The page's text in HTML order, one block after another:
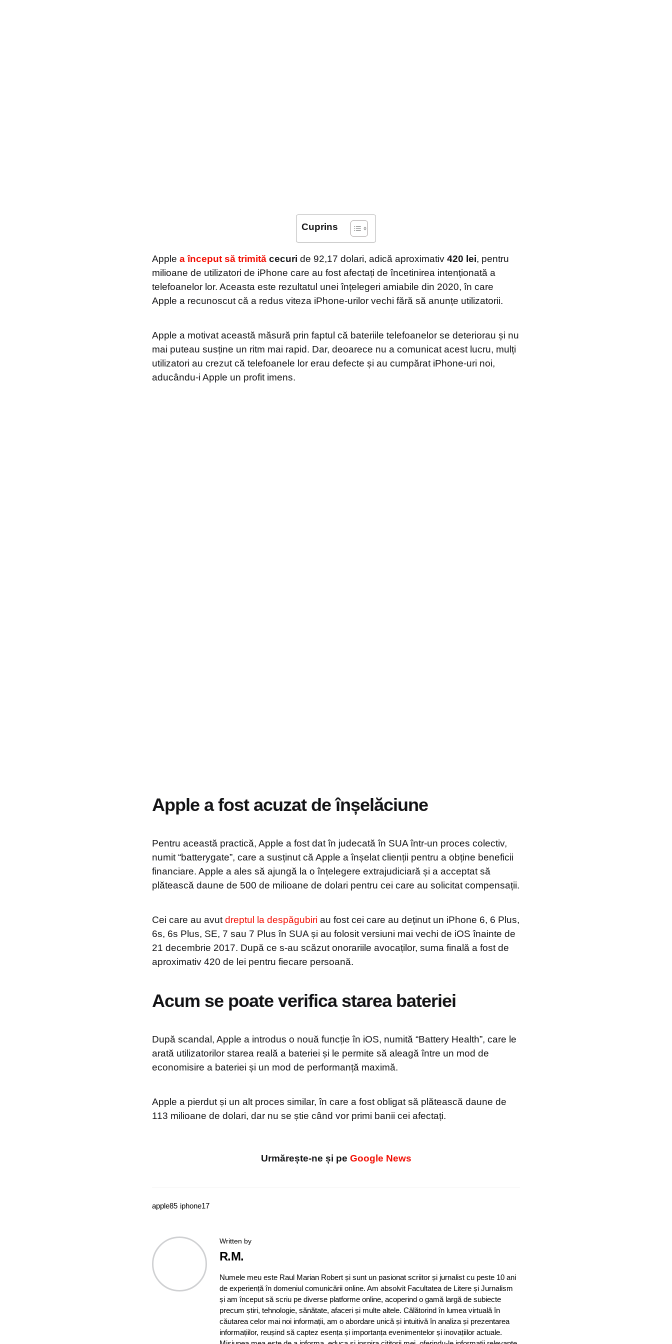
Cuprins
Apple a început să trimită cecuri de 92,17 dolari, adică aproximativ 420 lei, pentru
milioane de utilizatori de iPhone care au fost afectați de încetinirea intenționată a
telefoanelor lor. Aceasta este rezultatul unei înțelegeri amiabile din 2020, în care
Apple a recunoscut că a redus viteza iPhone-urilor vechi fără să anunțe utilizatorii.
Apple a motivat această măsură prin faptul că bateriile telefoanelor se deteriorau și nu
mai puteau susține un ritm mai rapid. Dar, deoarece nu a comunicat acest lucru, mulți
utilizatori au crezut că telefoanele lor erau defecte și au cumpărat iPhone-uri noi,
aducându-i Apple un profit imens.
Apple a fost acuzat de înșelăciune
Pentru această practică, Apple a fost dat în judecată în SUA într-un proces colectiv,
numit “batterygate”, care a susținut că Apple a înșelat clienții pentru a obține beneficii
financiare. Apple a ales să ajungă la o înțelegere extrajudiciară și a acceptat să
plătească daune de 500 de milioane de dolari pentru cei care au solicitat compensații.
Cei care au avut dreptul la despăgubiri au fost cei care au deținut un iPhone 6, 6 Plus,
6s, 6s Plus, SE, 7 sau 7 Plus în SUA și au folosit versiuni mai vechi de iOS înainte de
21 decembrie 2017. După ce s-au scăzut onorariile avocaților, suma finală a fost de
aproximativ 420 de lei pentru fiecare persoană.
Acum se poate verifica starea bateriei
După scandal, Apple a introdus o nouă funcție în iOS, numită “Battery Health”, care le
arată utilizatorilor starea reală a bateriei și le permite să aleagă între un mod de
economisire a bateriei și un mod de performanță maximă.
Apple a pierdut și un alt proces similar, în care a fost obligat să plătească daune de
113 milioane de dolari, dar nu se știe când vor primi banii cei afectați.
Urmărește-ne și pe Google News
apple85 iphone17
Written by
R.M.
Numele meu este Raul Marian Robert și sunt un pasionat scriitor și jurnalist cu peste 10 ani
de experiență în domeniul comunicării online. Am absolvit Facultatea de Litere și Jurnalism
și am început să scriu pe diverse platforme online, acoperind o gamă largă de subiecte
precum știri, tehnologie, sănătate, afaceri și multe altele. Călătorind în lumea virtuală în
căutarea celor mai noi informații, am o abordare unică și intuitivă în analiza și prezentarea
informațiilor, reușind să captez esența și importanța evenimentelor și inovațiilor actuale.